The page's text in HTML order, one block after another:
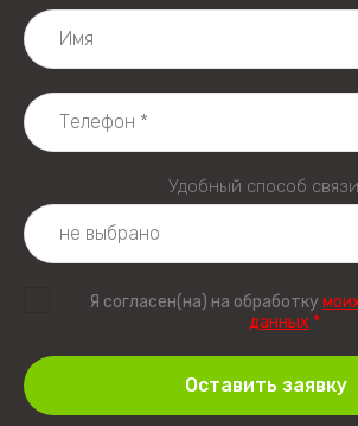
Удобный способ
Я согласен(на) на обработку
данных *
Оставить заявку